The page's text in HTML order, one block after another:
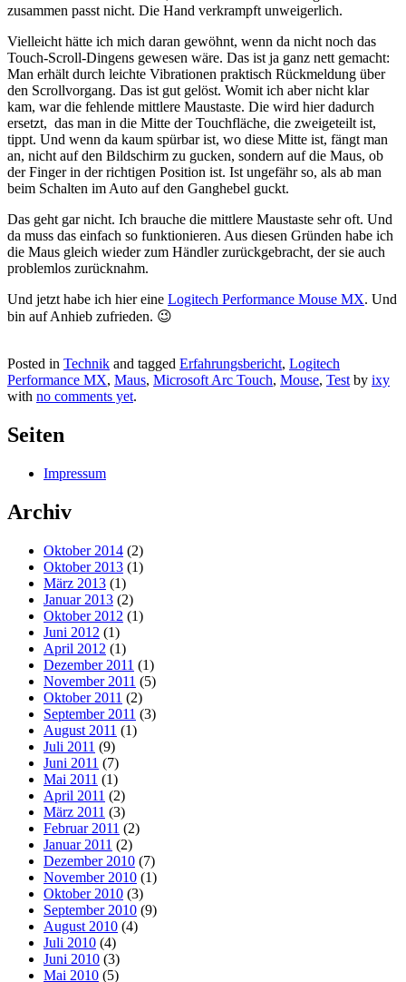
zusammen passt nicht. Die Hand verkrampft unweigerlich.
Vielleicht hätte ich mich daran gewöhnt, wenn da nicht noch das
Touch-Scroll-Dingens gewesen wäre. Das ist ja ganz nett gemacht:
Man erhält durch leichte Vibrationen praktisch Rückmeldung über
den Scrollvorgang. Das ist gut gelöst. Womit ich aber nicht klar
kam, war die fehlende mittlere Maustaste. Die wird hier dadurch
ersetzt, das man in die Mitte der Touchfläche, die zweigeteilt ist,
tippt. Und wenn da kaum spürbar ist, wo diese Mitte ist, fängt man
an, nicht auf den Bildschirm zu gucken, sondern auf die Maus, ob
der Finger in der richtigen Position ist. Ist ungefähr so, als ab man
beim Schalten im Auto auf den Ganghebel guckt.
Das geht gar nicht. Ich brauche die mittlere Maustaste sehr oft. Und
da muss das einfach so funktionieren. Aus diesen Gründen habe ich
die Maus gleich wieder zum Händler zurückgebracht, der sie auch
problemlos zurücknahm.
Und jetzt habe ich hier eine Logitech Performance Mouse MX. Und
bin auf Anhieb zufrieden. 😉
Posted in Technik and tagged Erfahrungsbericht, Logitech
Performance MX, Maus, Microsoft Arc Touch, Mouse, Test by ixy
with no comments yet.
Seiten
Impressum
Archiv
Oktober 2014 (2)
Oktober 2013 (1)
März 2013 (1)
Januar 2013 (2)
Oktober 2012 (1)
Juni 2012 (1)
April 2012 (1)
Dezember 2011 (1)
November 2011 (5)
Oktober 2011 (2)
September 2011 (3)
August 2011 (1)
Juli 2011 (9)
Juni 2011 (7)
Mai 2011 (1)
April 2011 (2)
März 2011 (3)
Februar 2011 (2)
Januar 2011 (2)
Dezember 2010 (7)
November 2010 (1)
Oktober 2010 (3)
September 2010 (9)
August 2010 (4)
Juli 2010 (4)
Juni 2010 (3)
Mai 2010 (5)